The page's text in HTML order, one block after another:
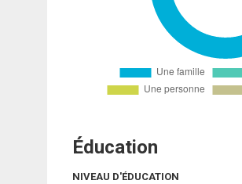
Éducation
NIVEAU D'ÉDUCATION